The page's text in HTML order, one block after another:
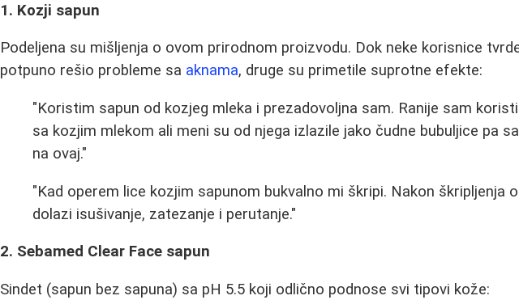
1. Kozji sapun
Podeljena su mišljenja o ovom prirodnom proizvodu. Dok neke korisnice
potpuno rešio probleme sa aknama, druge su primetile suprotne efekte:
"Koristim sapun od kozjeg mleka i prezadovoljna sam. Ranije sam
sa kozjim mlekom ali meni su od njega izlazile jako čudne bubuljice pa
na ovaj."
"Kad operem lice kozjim sapunom bukvalno mi škripi. Nakon škripljenja
dolazi isušivanje, zatezanje i perutanje."
2. Sebamed Clear Face sapun
Sindet (sapun bez sapuna) sa pH 5.5 koji odlično podnose svi tipovi kože: